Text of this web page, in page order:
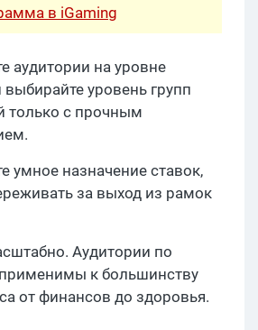
в iGaming
аудитории на уровне
уровень групп
только с прочным
умное назначение ставок,
за выход из рамок
Аудитории по
к большинству
от финансов до здоровья.